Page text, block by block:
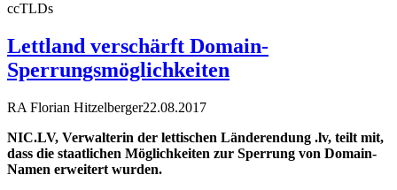
ccTLDs
Lettland verschärft Domain-
Sperrungsmöglichkeiten
RA Florian Hitzelberger22.08.2017
NIC.LV, Verwalterin der lettischen Länderendung .lv, teilt mit,
dass die staatlichen Möglichkeiten zur Sperrung von Domain-
Namen erweitert wurden.